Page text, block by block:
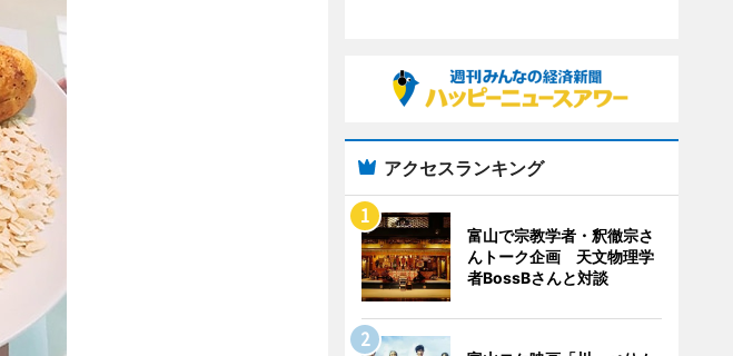
アクセスランキング
富山で宗教学者・釈徹宗さ
んトーク企画 天文物理学
者BossBさんと対談